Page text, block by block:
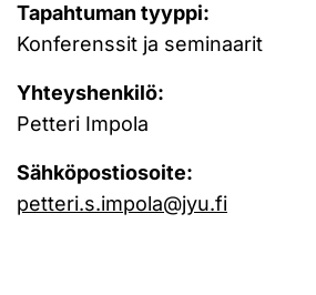
Tapahtuman tyyppi:
Konferenssit ja seminaarit
Yhteyshenkilö:
Petteri Impola
Sähköpostiosoite:
petteri.s.impola@jyu.fi